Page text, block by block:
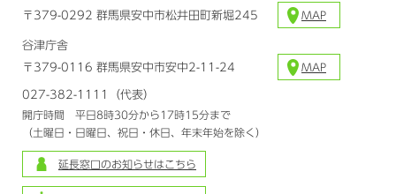
〒379-0292 群馬県安中市松井田町新堀245
MAP
谷津庁舎
〒379-0116 群馬県安中市安中2-11-24
MAP
027-382-1111（代表）
開庁時間 平日8時30分から17時15分まで
（土曜日・日曜日、祝日・休日、年末年始を除く）
延長窓口のお知らせはこちら